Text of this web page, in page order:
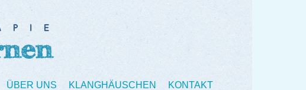
ÜBER UNS KLANGHÄUSCHEN KONTAKT